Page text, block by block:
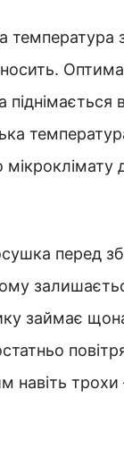
перед
займає
навіть